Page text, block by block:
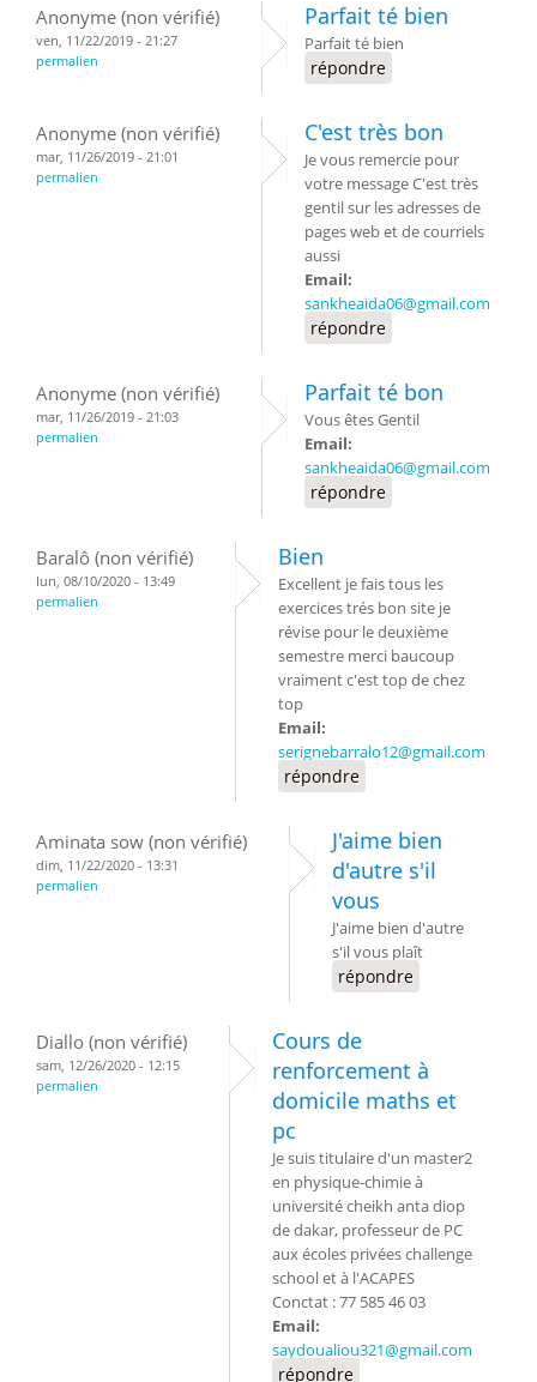
Anonyme (non vérifié)
ven, 11/22/2019 - 21:27
permalien
Parfait té bien
Parfait té bien
répondre
Anonyme (non vérifié)
mar, 11/26/2019 - 21:01
permalien
C'est très bon
Je vous remercie pour
votre message C'est très
gentil sur les adresses de
pages web et de courriels
aussi
Email:
sankheaida06@gmail.com
répondre
Anonyme (non vérifié)
mar, 11/26/2019 - 21:03
permalien
Parfait té bon
Vous êtes Gentil
Email:
sankheaida06@gmail.com
répondre
Baralô (non vérifié)
lun, 08/10/2020 - 13:49
permalien
Bien
Excellent je fais tous les
exercices trés bon site je
révise pour le deuxième
semestre merci baucoup
vraiment c'est top de chez
top
Email:
serignebarralo12@gmail.com
répondre
Aminata sow (non vérifié)
dim, 11/22/2020 - 13:31
permalien
J'aime bien
d'autre s'il
vous
J'aime bien d'autre
s'il vous plaît
répondre
Diallo (non vérifié)
sam, 12/26/2020 - 12:15
permalien
Cours de
renforcement à
domicile maths et
pc
Je suis titulaire d'un master2
en physique-chimie à
université cheikh anta diop
de dakar, professeur de PC
aux écoles privées challenge
school et à l'ACAPES
Conctat : 77 585 46 03
Email:
saydoualiou321@gmail.com
répondre